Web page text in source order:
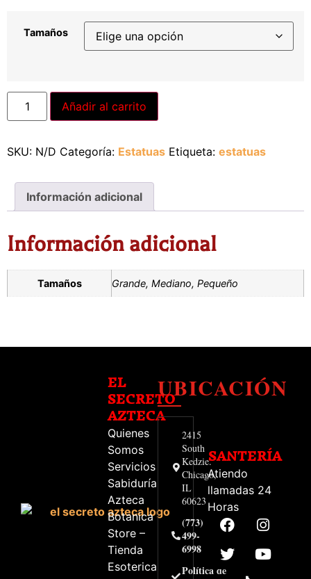
Tamaños
Añadir al carrito
SKU: N/D Categoría: Estatuas Etiqueta: estatuas
Información adicional
Información adicional
Tamaños Grande, Mediano, Pequeño
EL
SECRETO
AZTECA
Quienes
Somos
Servicios
Sabiduría
Azteca
Botanica
Store –
Tienda
Esoterica
UBICACIÓN
2415
South
Kedzie.
Chicago,
IL
60623
(773)
499-
6998
Política de
SANTERÍA
Atiendo
llamadas 24
Horas